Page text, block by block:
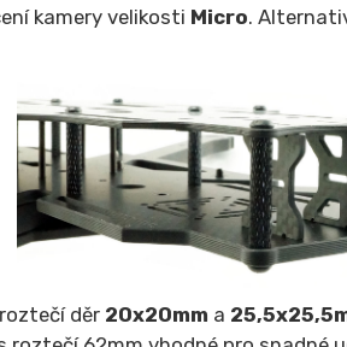
kamery velikosti Micro.
děr 20x20mm a